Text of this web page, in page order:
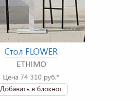
Стол FLOWER
ETHIMO
Цена 74 310 руб.*
Добавить в блокнот